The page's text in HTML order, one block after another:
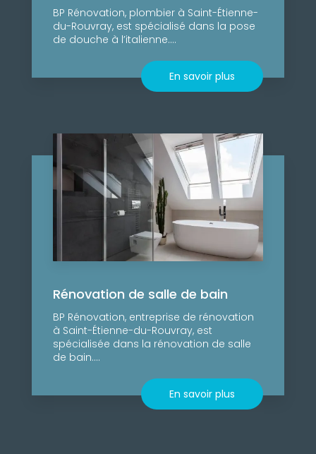
BP Rénovation, plombier à Saint-Étienne-
du-Rouvray, est spécialisé dans la pose
de douche à l’italienne....
En savoir plus
Rénovation de salle de bain
BP Rénovation, entreprise de rénovation
à Saint-Étienne-du-Rouvray, est
spécialisée dans la rénovation de salle
de bain....
En savoir plus